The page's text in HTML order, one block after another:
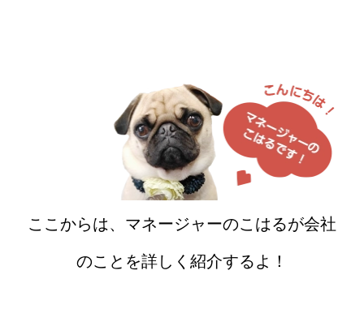
ここからは、マネージャーのこはるが会社
のことを詳しく紹介するよ！